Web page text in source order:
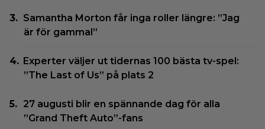
Samantha Morton får inga roller längre: ”Jag
är för gammal”
Experter väljer ut tidernas 100 bästa tv-spel:
”The Last of Us” på plats 2
27 augusti blir en spännande dag för alla
”Grand Theft Auto”-fans